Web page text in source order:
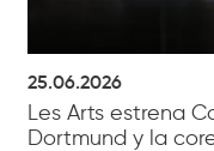
25.06.2026
Les Arts estrena
Dortmund y la